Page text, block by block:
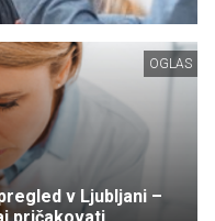
OGLAS
v Ljubljani –